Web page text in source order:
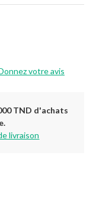
votre avis
TND d'achats
livraison